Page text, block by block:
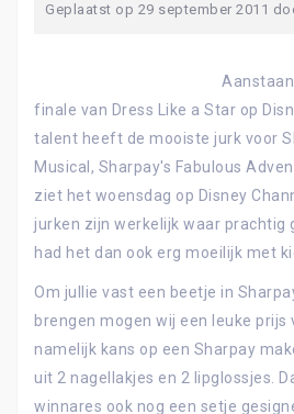
Geplaatst op 29 september 2011
finale van Dress Like a Star op
talent heeft de mooiste jurk voor
Musical, Sharpay's Fabulous
ziet het woensdag op Disney
jurken zijn werkelijk waar prachtig
had het dan ook erg moeilijk met
Om jullie vast een beetje in
brengen mogen wij een leuke
namelijk kans op een Sharpay
uit 2 nagellakjes en 2 lipglossjes.
winnares ook nog een setje